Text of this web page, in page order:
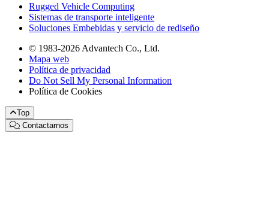
Rugged Vehicle Computing
Sistemas de transporte inteligente
Soluciones Embebidas y servicio de rediseño
© 1983-2026 Advantech Co., Ltd.
Mapa web
Política de privacidad
Do Not Sell My Personal Information
Política de Cookies
Top
Contactarnos